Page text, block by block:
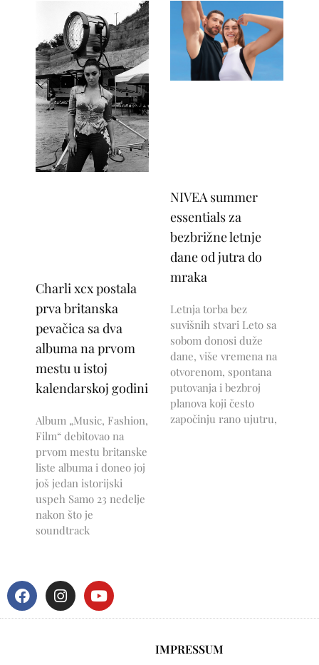
Charli xcx postala
prva britanska
pevačica sa dva
albuma na prvom
mestu u istoj
kalendarskoj godini
Album „Music, Fashion,
Film“ debitovao na
prvom mestu britanske
liste albuma i doneo joj
još jedan istorijski
uspeh Samo 23 nedelje
nakon što je
soundtrack
NIVEA summer
essentials za
bezbrižne letnje
dane od jutra do
mraka
Letnja torba bez
suvišnih stvari Leto sa
sobom donosi duže
dane, više vremena na
otvorenom, spontana
putovanja i bezbroj
planova koji često
započinju rano ujutru,
IMPRESSUM